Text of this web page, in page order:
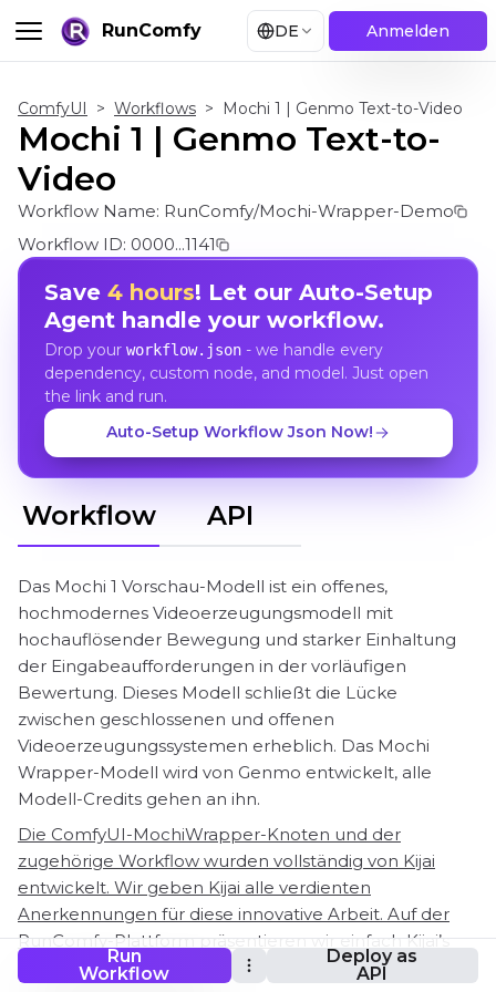
RunComfy DE Anmelden
Run
Workflow
Deploy as
API
ComfyUI > Workflows > Mochi 1 | Genmo Text-to-Video
Mochi 1 | Genmo Text-to-
Video
Workflow Name: RunComfy/Mochi-Wrapper-Demo
Workflow ID: 0000...1141
Save 4 hours! Let our Auto-Setup
Agent handle your workflow.
Drop your workflow.json- we handle every
dependency, custom node, and model. Just open
the link and run.
Auto-Setup Workflow Json Now!
Workflow API
Das Mochi 1 Vorschau-Modell ist ein offenes,
hochmodernes Videoerzeugungsmodell mit
hochauflösender Bewegung und starker Einhaltung
der Eingabeaufforderungen in der vorläufigen
Bewertung. Dieses Modell schließt die Lücke
zwischen geschlossenen und offenen
Videoerzeugungssystemen erheblich. Das Mochi
Wrapper-Modell wird von Genmo entwickelt, alle
Modell-Credits gehen an ihn.
Die ComfyUI-MochiWrapper-Knoten und der
zugehörige Workflow wurden vollständig von Kijai
entwickelt. Wir geben Kijai alle verdienten
Anerkennungen für diese innovative Arbeit. Auf der
RunComfy-Plattform präsentieren wir einfach Kijai’s
Beiträge zur Community. Es ist wichtig zu beachten,